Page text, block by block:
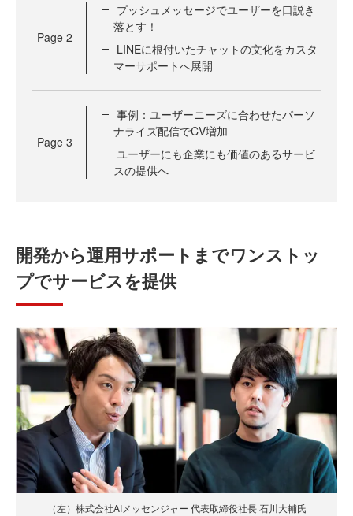
Page 2
プッシュメッセージでユーザーを口説き
落とす！
LINEに根付いたチャットの文化をカスタ
マーサポートへ展開
Page 3
事例：ユーザーニーズに合わせたパーソ
ナライズ配信でCV増加
ユーザーにも企業にも価値のあるサービ
スの提供へ
開発から運用サポートまでワンストッ
プでサービスを提供
（左）株式会社AIメッセンジャー 代表取締役社長 石川大輔氏